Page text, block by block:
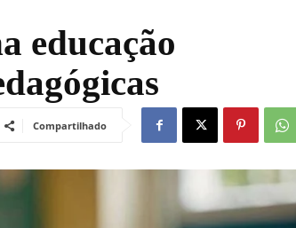
educação
Compartilhado